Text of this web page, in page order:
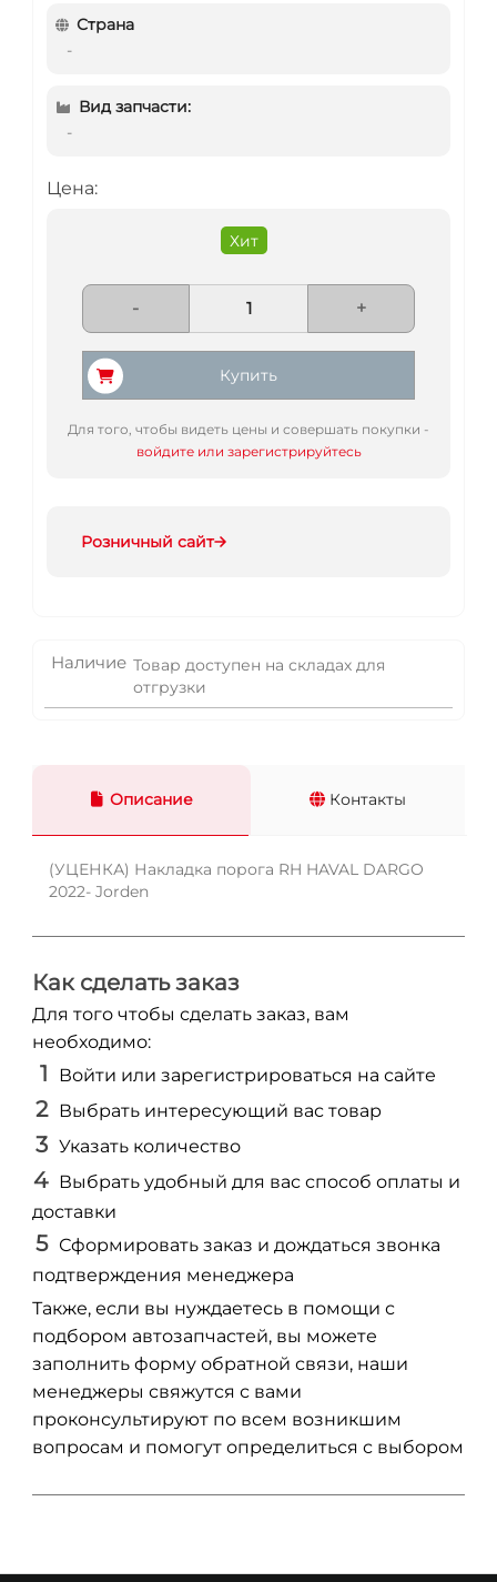
Страна
-
Вид запчасти:
-
Цена:
Хит
- +
Купить
Для того, чтобы видеть цены и совершать покупки -
войдите или зарегистрируйтесь
Розничный сайт
Наличие Товар доступен на складах для
отгрузки
Описание Контакты
(УЦЕНКА) Накладка порога RH HAVAL DARGO
2022- Jorden
Как сделать заказ
Для того чтобы сделать заказ, вам
необходимо:
Войти или зарегистрироваться на сайте
Выбрать интересующий вас товар
Указать количество
Выбрать удобный для вас способ оплаты и
доставки
Сформировать заказ и дождаться звонка
подтверждения менеджера
Также, если вы нуждаетесь в помощи с
подбором автозапчастей, вы можете
заполнить форму обратной связи, наши
менеджеры свяжутся с вами
проконсультируют по всем возникшим
вопросам и помогут определиться с выбором